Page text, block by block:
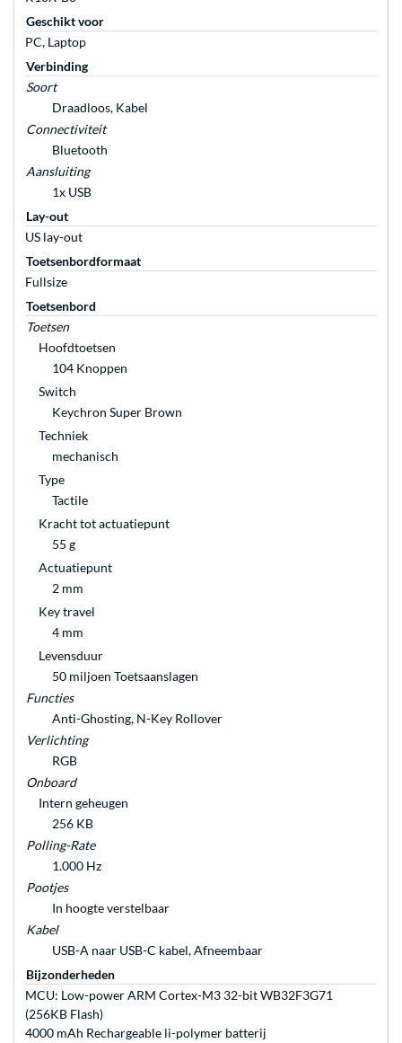
Geschikt voor
PC, Laptop
Verbinding
Soort
Draadloos, Kabel
Connectiviteit
Bluetooth
Aansluiting
1x USB
Lay-out
US lay-out
Toetsenbordformaat
Fullsize
Toetsenbord
Toetsen
Hoofdtoetsen
104 Knoppen
Switch
Keychron Super Brown
Techniek
mechanisch
Type
Tactile
Kracht tot actuatiepunt
55 g
Actuatiepunt
2 mm
Key travel
4 mm
Levensduur
50 miljoen Toetsaanslagen
Functies
Anti-Ghosting, N-Key Rollover
Verlichting
RGB
Onboard
Intern geheugen
256 KB
Polling-Rate
1.000 Hz
Pootjes
In hoogte verstelbaar
Kabel
USB-A naar USB-C kabel, Afneembaar
Bijzonderheden
MCU: Low-power ARM Cortex-M3 32-bit WB32F3G71
(256KB Flash)
4000 mAh Rechargeable li-polymer batterij